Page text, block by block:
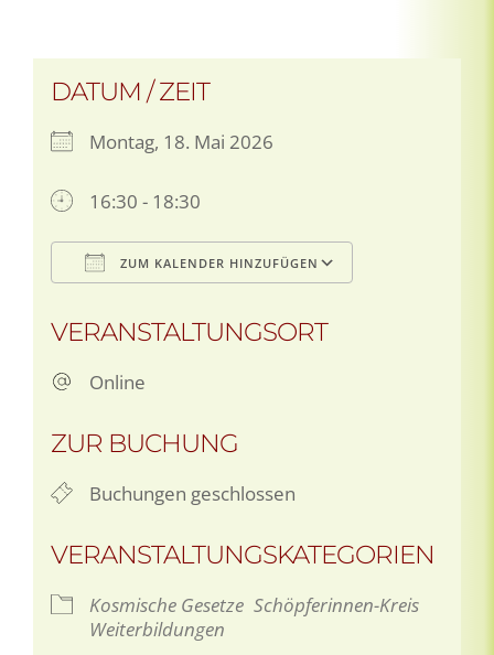
DATUM / ZEIT
Montag, 18. Mai 2026
16:30 - 18:30
ZUM KALENDER HINZUFÜGEN
VERANSTALTUNGSORT
Online
ZUR BUCHUNG
Buchungen geschlossen
VERANSTALTUNGSKATEGORIEN
Kosmische Gesetze Schöpferinnen-Kreis
Weiterbildungen